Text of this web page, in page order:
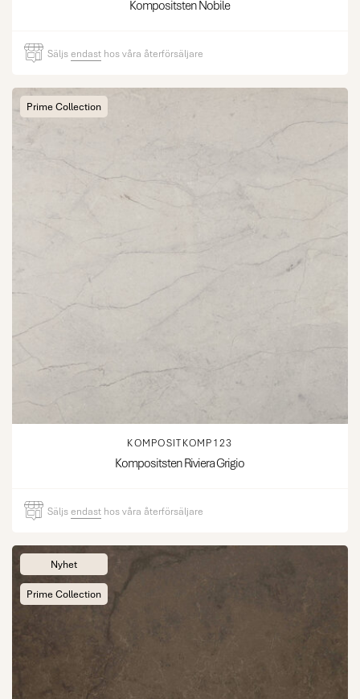
Kompositsten Nobile
Säljsendast hos våra återförsäljare
Prime Collection
KOMPOSITKOMP123
Kompositsten Riviera Grigio
Säljsendast hos våra återförsäljare
Nyhet
Prime Collection